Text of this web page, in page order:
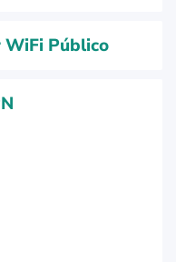
WiFi Público